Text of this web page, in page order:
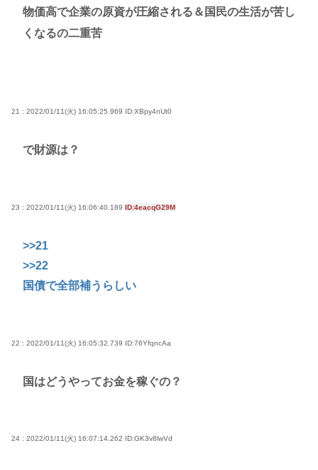
物価高で企業の原資が圧縮される＆国民の生活が苦し
くなるの二重苦
21 : 2022/01/11(火) 16:05:25.969 ID:XBpy4nUt0
で財源は？
23 : 2022/01/11(火) 16:06:40.189 ID:4eacqG29M
>>21
>>22
国債で全部補うらしい
22 : 2022/01/11(火) 16:05:32.739 ID:76YfqncAa
国はどうやってお金を稼ぐの？
24 : 2022/01/11(火) 16:07:14.262 ID:GK3v8lwVd